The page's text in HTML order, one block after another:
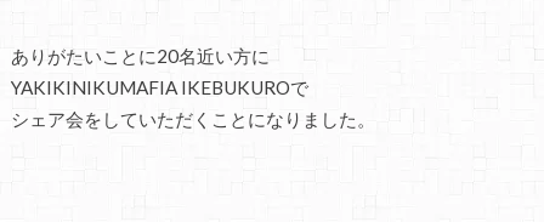
ありがたいことに20名近い方に
YAKIKINIKUMAFIA IKEBUKUROで
シェア会をしていただくことになりました。